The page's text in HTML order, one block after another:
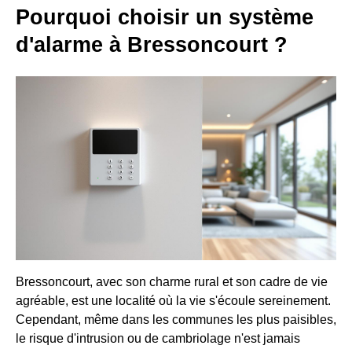
Pourquoi choisir un système
d'alarme à Bressoncourt ?
Bressoncourt, avec son charme rural et son cadre de vie
agréable, est une localité où la vie s'écoule sereinement.
Cependant, même dans les communes les plus paisibles,
le risque d'intrusion ou de cambriolage n'est jamais